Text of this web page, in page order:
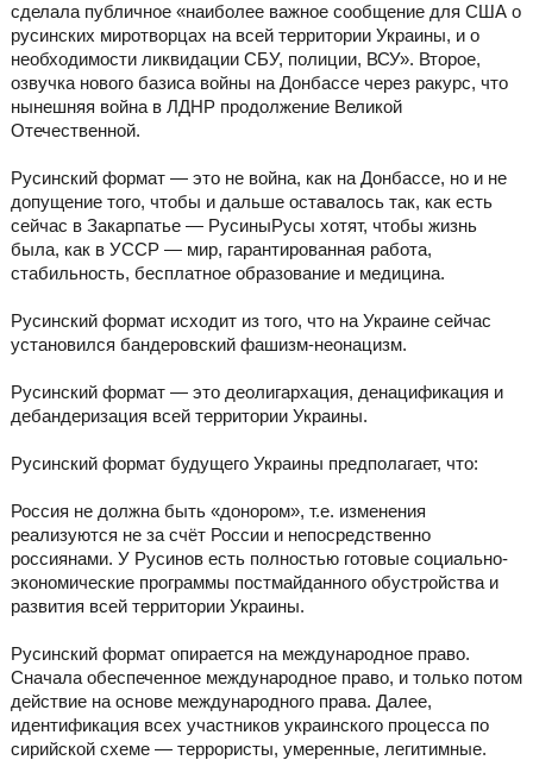
сделала публичное «наиболее важное сообщение для США о
русинских миротворцах на всей территории Украины, и о
необходимости ликвидации СБУ, полиции, ВСУ». Второе,
озвучка нового базиса войны на Донбассе через ракурс, что
нынешняя война в ЛДНР продолжение Великой
Отечественной.
Русинский формат — это не война, как на Донбассе, но и не
допущение того, чтобы и дальше оставалось так, как есть
сейчас в Закарпатье — РусиныРусы хотят, чтобы жизнь
была, как в УССР — мир, гарантированная работа,
стабильность, бесплатное образование и медицина.
Русинский формат исходит из того, что на Украине сейчас
установился бандеровский фашизм-неонацизм.
Русинский формат — это деолигархация, денацификация и
дебандеризация всей территории Украины.
Русинский формат будущего Украины предполагает, что:
Россия не должна быть «донором», т.е. изменения
реализуются не за счёт России и непосредственно
россиянами. У Русинов есть полностью готовые социально-
экономические программы постмайданного обустройства и
развития всей территории Украины.
Русинский формат опирается на международное право.
Сначала обеспеченное международное право, и только потом
действие на основе международного права. Далее,
идентификация всех участников украинского процесса по
сирийской схеме — террористы, умеренные, легитимные.